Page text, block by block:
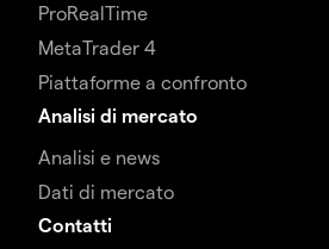
ProRealTime
MetaTrader 4
Piattaforme a confronto
Analisi di mercato
Analisi e news
Dati di mercato
Contatti